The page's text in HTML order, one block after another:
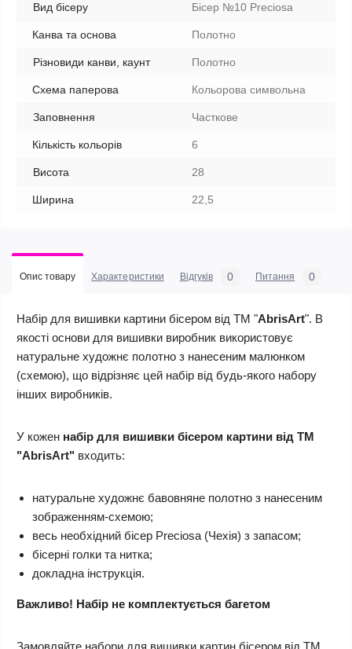
Вид бісеру Бісер №10 Preciosa
Канва та основа Полотно
Різновиди канви, каунт Полотно
Схема паперова Кольорова символьна
Заповнення Часткове
Кількість кольорів 6
Висота 28
Ширина 22,5
Опис товару Характеристики Відгуків 0 Питання 0
Набір для вишивки картини бісером від ТМ "AbrisArt". В
якості основи для вишивки виробник використовує
натуральне художнє полотно з нанесеним малюнком
(схемою), що відрізняє цей набір від будь-якого набору
інших виробників.
У кожен набір для вишивки бісером картини від ТМ
"AbrisArt" входить:
натуральне художнє бавовняне полотно з нанесеним
зображенням-схемою;
весь необхідний бісер Preciosa (Чехія) з запасом;
бісерні голки та нитка;
докладна інструкція.
Важливо! Набір не комплектується багетом
Замовляйте набори для вишивки картин бісером від ТМ